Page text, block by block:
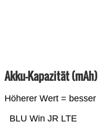
Akku-Kapazität (mAh)
Höherer Wert = besser
BLU Win JR LTE